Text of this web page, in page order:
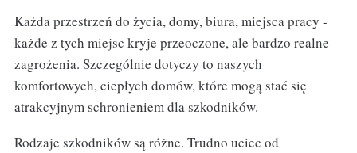
Każda przestrzeń do życia, domy, biura, miejsca pracy -
każde z tych miejsc kryje przeoczone, ale bardzo realne
zagrożenia. Szczególnie dotyczy to naszych
komfortowych, ciepłych domów, które mogą stać się
atrakcyjnym schronieniem dla szkodników.
Rodzaje szkodników są różne. Trudno uciec od